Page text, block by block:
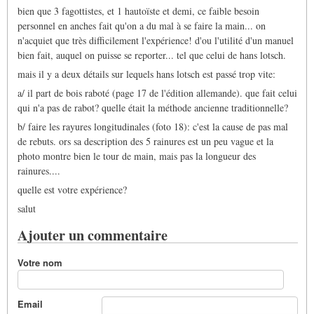
bien que 3 fagottistes, et 1 hautoïste et demi, ce faible besoin
personnel en anches fait qu'on a du mal à se faire la main... on
n'acquiet que très difficilement l'expérience! d'ou l'utilité d'un manuel
bien fait, auquel on puisse se reporter... tel que celui de hans lotsch.
mais il y a deux détails sur lequels hans lotsch est passé trop vite:
a/ il part de bois raboté (page 17 de l'édition allemande). que fait celui
qui n'a pas de rabot? quelle était la méthode ancienne traditionnelle?
b/ faire les rayures longitudinales (foto 18): c'est la cause de pas mal
de rebuts. ors sa description des 5 rainures est un peu vague et la
photo montre bien le tour de main, mais pas la longueur des
rainures....
quelle est votre expérience?
salut
Ajouter un commentaire
Votre nom
Email